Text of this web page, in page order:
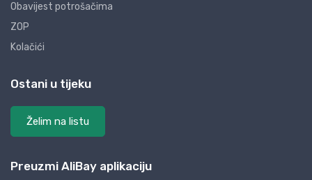
Obavijest potrošačima
ZOP
Kolačići
Ostani u tijeku
Želim na listu
Preuzmi AliBay aplikaciju